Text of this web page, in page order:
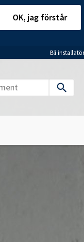
OK, jag förstår
Bli installatör